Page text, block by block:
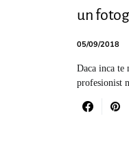
un
05/09/2018
Daca inca te
profesionist